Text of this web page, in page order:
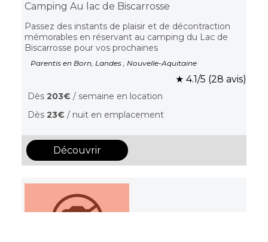
Camping Au lac de Biscarrosse
Passez des instants de plaisir et de décontraction
mémorables en réservant au camping du Lac de
Biscarrosse pour vos prochaines
Parentis en Born, Landes , Nouvelle-Aquitaine
★ 4.1/5 (28 avis)
Dès 203€ / semaine en location
Dès 23€ / nuit en emplacement
Découvrir